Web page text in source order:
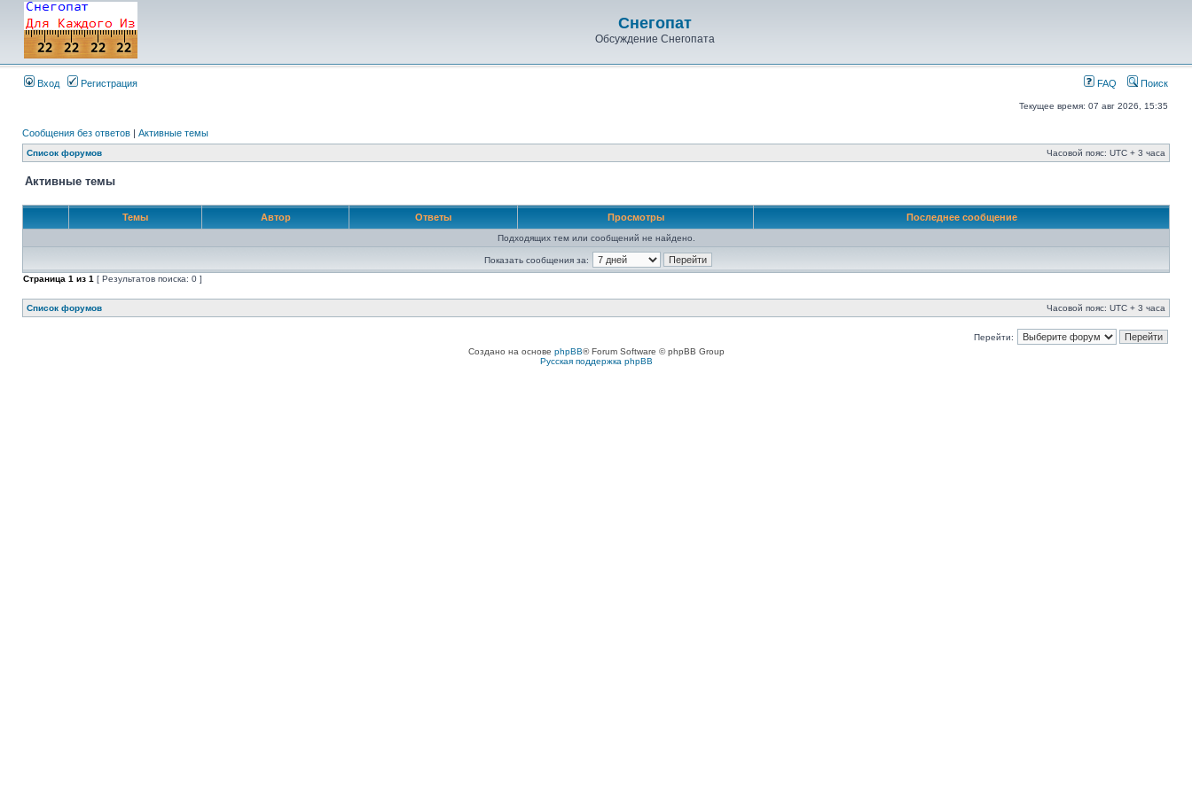
Снегопат
Обсуждение Снегопата
Вход Регистрация FAQ Поиск
Текущее время: 07 авг 2026, 15:35
Сообщения без ответов | Активные темы
Список форумов Часовой пояс: UTC + 3 часа
Активные темы
Темы Автор Ответы Просмотры Последнее сообщение
Подходящих тем или сообщений не найдено.
Показать сообщения за:
Страница 1 из 1 [ Результатов поиска: 0 ]
Список форумов Часовой пояс: UTC + 3 часа
Перейти:
Создано на основе phpBB® Forum Software © phpBB Group
Русская поддержка phpBB